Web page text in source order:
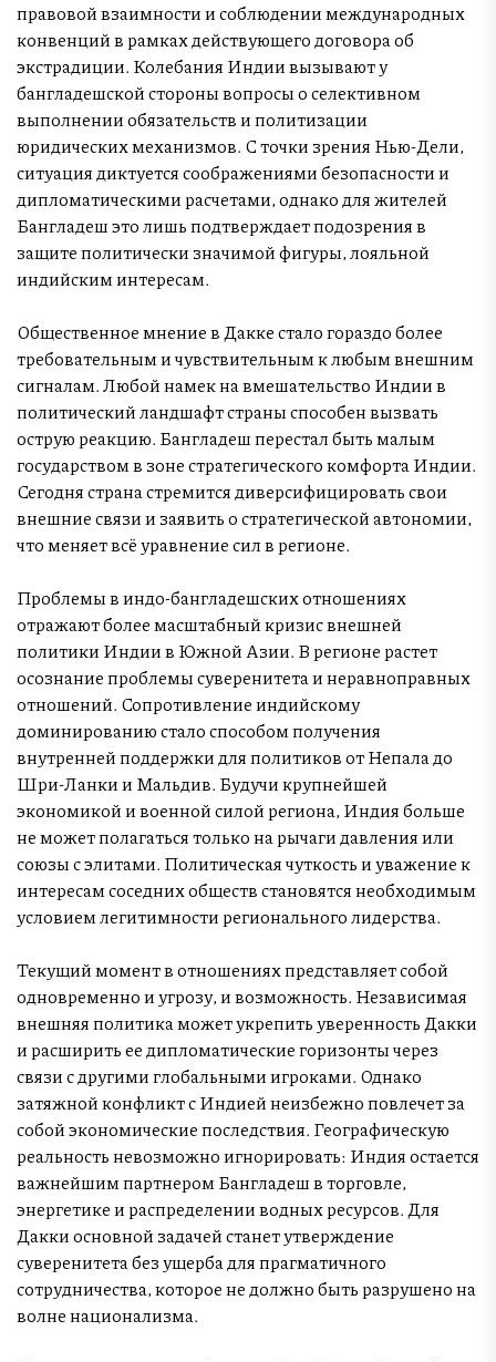
правовой взаимности и соблюдении международных
конвенций в рамках действующего договора об
экстрадиции. Колебания Индии вызывают у
бангладешской стороны вопросы о селективном
выполнении обязательств и политизации
юридических механизмов. С точки зрения Нью-Дели,
ситуация диктуется соображениями безопасности и
дипломатическими расчетами, однако для жителей
Бангладеш это лишь подтверждает подозрения в
защите политически значимой фигуры, лояльной
индийским интересам.
Общественное мнение в Дакке стало гораздо более
требовательным и чувствительным к любым внешним
сигналам. Любой намек на вмешательство Индии в
политический ландшафт страны способен вызвать
острую реакцию. Бангладеш перестал быть малым
государством в зоне стратегического комфорта Индии.
Сегодня страна стремится диверсифицировать свои
внешние связи и заявить о стратегической автономии,
что меняет всё уравнение сил в регионе.
Проблемы в индо-бангладешских отношениях
отражают более масштабный кризис внешней
политики Индии в Южной Азии. В регионе растет
осознание проблемы суверенитета и неравноправных
отношений. Сопротивление индийскому
доминированию стало способом получения
внутренней поддержки для политиков от Непала до
Шри-Ланки и Мальдив. Будучи крупнейшей
экономикой и военной силой региона, Индия больше
не может полагаться только на рычаги давления или
союзы с элитами. Политическая чуткость и уважение к
интересам соседних обществ становятся необходимым
условием легитимности регионального лидерства.
Текущий момент в отношениях представляет собой
одновременно и угрозу, и возможность. Независимая
внешняя политика может укрепить уверенность Дакки
и расширить ее дипломатические горизонты через
связи с другими глобальными игроками. Однако
затяжной конфликт с Индией неизбежно повлечет за
собой экономические последствия. Географическую
реальность невозможно игнорировать: Индия остается
важнейшим партнером Бангладеш в торговле,
энергетике и распределении водных ресурсов. Для
Дакки основной задачей станет утверждение
суверенитета без ущерба для прагматичного
сотрудничества, которое не должно быть разрушено на
волне национализма.